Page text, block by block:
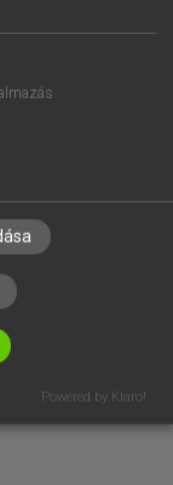
Powered by Klaro!